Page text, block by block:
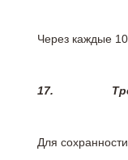
Через каждые
17.
Для